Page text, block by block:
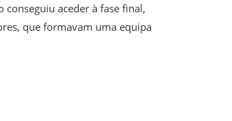
conseguiu aceder à fase final,
que formavam uma equipa